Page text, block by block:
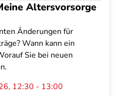
Altersvorsorge
Änderungen für
Wann kann ein
Sie bei neuen
12:30 - 13:00